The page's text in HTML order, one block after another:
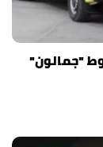
"جمالون"